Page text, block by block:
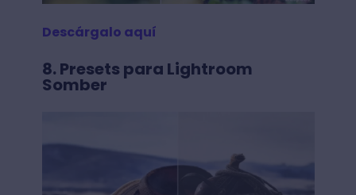
Descárgalo aquí
8. Presets para Lightroom
Somber